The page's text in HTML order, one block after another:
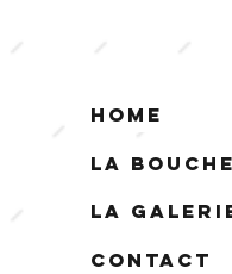
Home
La
La
Contact